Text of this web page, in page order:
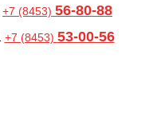
+7 (8453) 56-80-88
+7 (8453) 53-00-56